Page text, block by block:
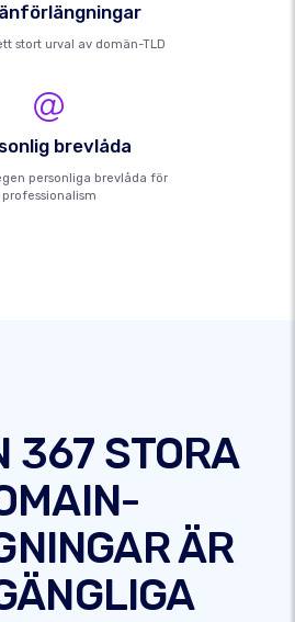
stort urval av domän-TLD
brevlåda
personliga brevlåda för
professionalism
367 STORA
ÄR